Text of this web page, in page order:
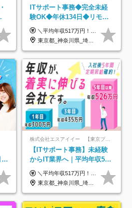
ITサポート事務◆完全未経
験OK◆年休134日◆リモー
トOK◆残業月7h以下◆賞与
年3回◆5年目まで必ず昇給
＼平均年収517万円！入社5年目まで毎年必ず昇給／ ■賞与年3回 ■年収800万円以上も可 ■入社3年以上の平均年収469.2万円 月給23万2000円以上＋賞与年3回＋各種手当 ☆入社5年目まで最大1万5000円の定期昇給を確約 ┃各種手当充実 ・規定の資格を取得すれば、2000円～5万円を毎月支給（2万4000円～60万円／年） ・研修中に取得した取得率95％の資格でも研修後の給料UP ※月給は年齢・経験・能力を考慮して、優遇いたします ※上記月給金額は固定残業代（20時間/3万1300円円以上）を含み、超過分は別途支給いたします ※試用期間（6ヶ月）は月給に変動はありますが、その他待遇に差異はありません ├入社後1ヶ月～3ヶ月間は、月給20万1900円となります └上記金額は固定残業代（10時間／1万6000円）を含み、超過分は別途支給いたします
東京都_神奈川県_埼玉県_千葉県_大阪府_愛知県_北海道_青森県_岩手県_宮城県_秋田県_山形県_福島県_茨城県_栃木県_群馬県_新潟県_山梨県_長野県_富山県_石川県_福井県_静岡県_岐阜県_三重県_兵庫県_京都府_滋賀県_奈良県_和歌山県_広島県_岡山県_鳥取県_島根県_山口県_徳島県_香川県_愛媛県_高知県_福岡県_熊本県_佐賀県_長崎県_大分県_宮崎県_鹿児島県_沖縄県
株式会社エスアイイー 【東京プロマーケット上場】
【ITサポート事務】未経験
からIT業界へ｜平均年収517
万円｜ホワイト企業認定｜
年休134日｜リモートOK
＼平均年収517万円！入社5年目まで毎年必ず昇給／ ■賞与年3回 ■年収800万円以上も可 ■入社3年以上の平均年収469.2万円 月給23万2000円以上＋賞与年3回＋各種手当 ☆入社5年目まで最大1万5000円の定期昇給を確約 ┃各種手当充実 ・規定の資格を取得すれば、2000円～5万円を毎月支給（2万4000円～60万円／年） ・研修中に取得した取得率95％の資格でも研修後の給料UP ※月給は年齢・経験・能力を考慮して、優遇いたします ※上記月給金額は固定残業代（20時間/3万1300円円以上）を含み、超過分は別途支給いたします ※試用期間（6ヶ月）は月給に変動はありますが、その他待遇に差異はありません ├入社後1ヶ月～3ヶ月間は、月給20万1900円となります └上記金額は固定残業代（10時間／1万6000円）を含み、超過分は別途支給いたします
東京都_神奈川県_埼玉県_千葉県_大阪府_愛知県_北海道_青森県_岩手県_宮城県_秋田県_山形県_福島県_茨城県_栃木県_群馬県_新潟県_山梨県_長野県_富山県_石川県_福井県_静岡県_岐阜県_三重県_兵庫県_京都府_滋賀県_奈良県_和歌山県_広島県_岡山県_鳥取県_島根県_山口県_徳島県_香川県_愛媛県_高知県_福岡県_熊本県_佐賀県_長崎県_大分県_宮崎県_鹿児島県_沖縄県